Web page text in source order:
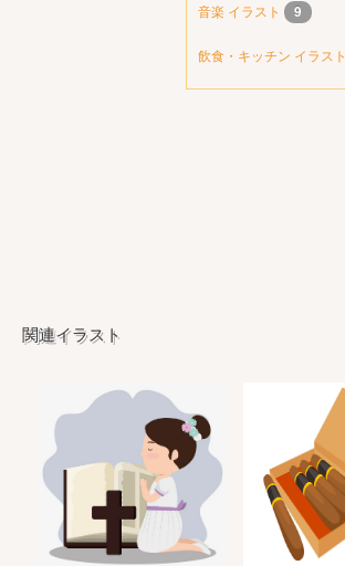
音楽 イラスト 9
飲食・キッチン イラスト
関連イラスト